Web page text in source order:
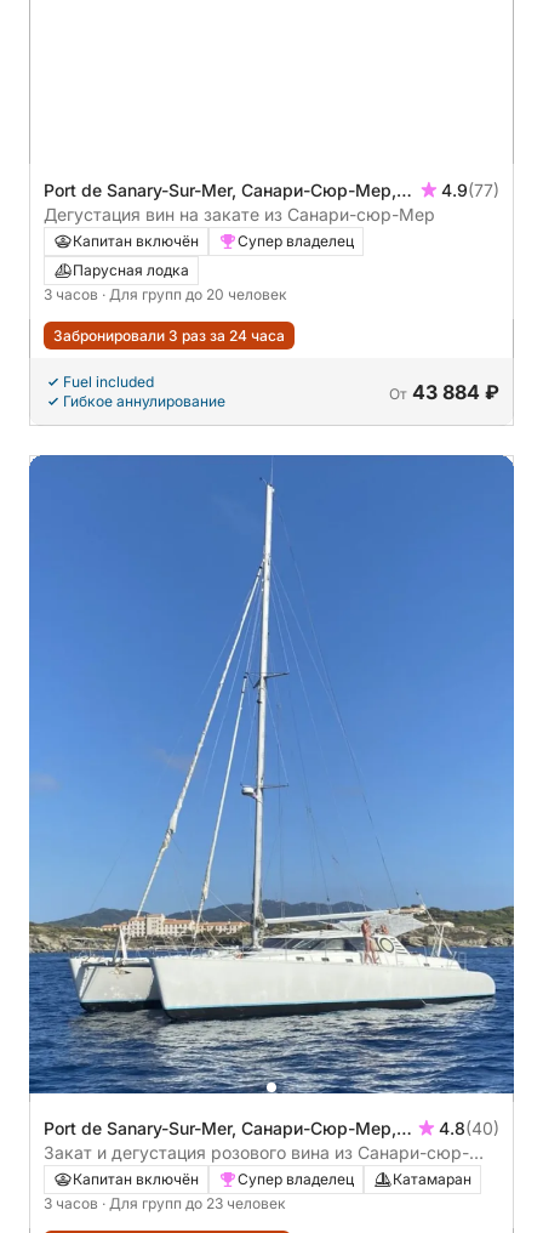
Port de Sanary-Sur-Mer, Санари-Сюр-Мер,
Франция
4.9(77)
Дегустация вин на закате из Санари-сюр-Мер
Капитан включён
Супер владелец
Парусная лодка
3 часов · Для групп до 20 человек
Забронировали 3 раз за 24 часа
Fuel included
Гибкое аннулирование
От 43 884 ₽
Port de Sanary-Sur-Mer, Санари-Сюр-Мер,
Франция
4.8(40)
Закат и дегустация розового вина из Санари-сюр-
МерКапитан включён Супер владелец
Катамаран
3 часов · Для групп до 23 человек